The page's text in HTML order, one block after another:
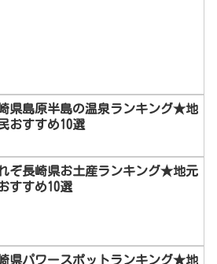
県島原半島の温泉ランキング★地
おすすめ10選
ぞ長崎県お土産ランキング★地元
すすめ10選
県パワースポットランキング★地